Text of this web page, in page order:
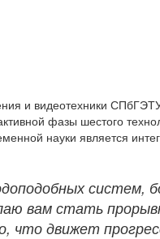
и видеотехники
фазы шестого
науки является
систем,
вам стать
что движет